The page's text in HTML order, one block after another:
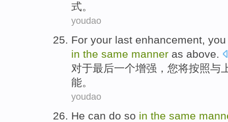
式。
youdao
For your last enhancement, you
in the same manner as above.
对于最后一个增强 ， 您将按照与
能。
youdao
He can do so in the same